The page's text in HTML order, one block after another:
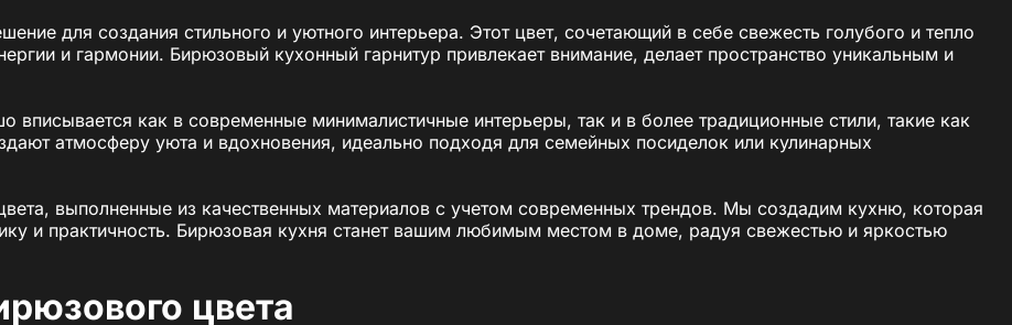
для создания стильного и уютного интерьера. Этот цвет, сочетающий в себе свежесть голубого и тепло
и гармонии. Бирюзовый кухонный гарнитур привлекает внимание, делает пространство уникальным и
как в современные минималистичные интерьеры, так и в более традиционные стили, такие как
атмосферу уюта и вдохновения, идеально подходя для семейных посиделок или кулинарных
выполненные из качественных материалов с учетом современных трендов. Мы создадим кухню, которая
и практичность. Бирюзовая кухня станет вашим любимым местом в доме, радуя свежестью и яркостью
цвета